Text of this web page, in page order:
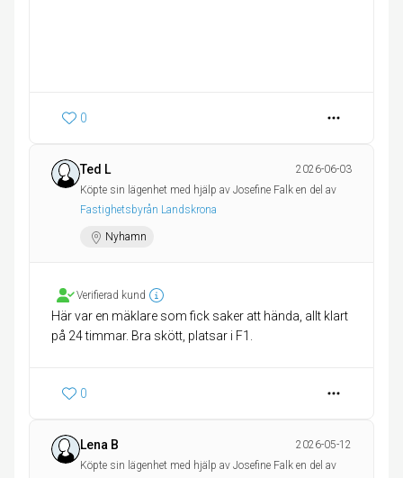
0
Ted L
2026-06-03
Köpte sin lägenhet med hjälp av Josefine Falk en del av
Fastighetsbyrån Landskrona
Nyhamn
Verifierad kund
Här var en mäklare som fick saker att hända, allt klart
på 24 timmar. Bra skött, platsar i F1.
0
Lena B
2026-05-12
Köpte sin lägenhet med hjälp av Josefine Falk en del av